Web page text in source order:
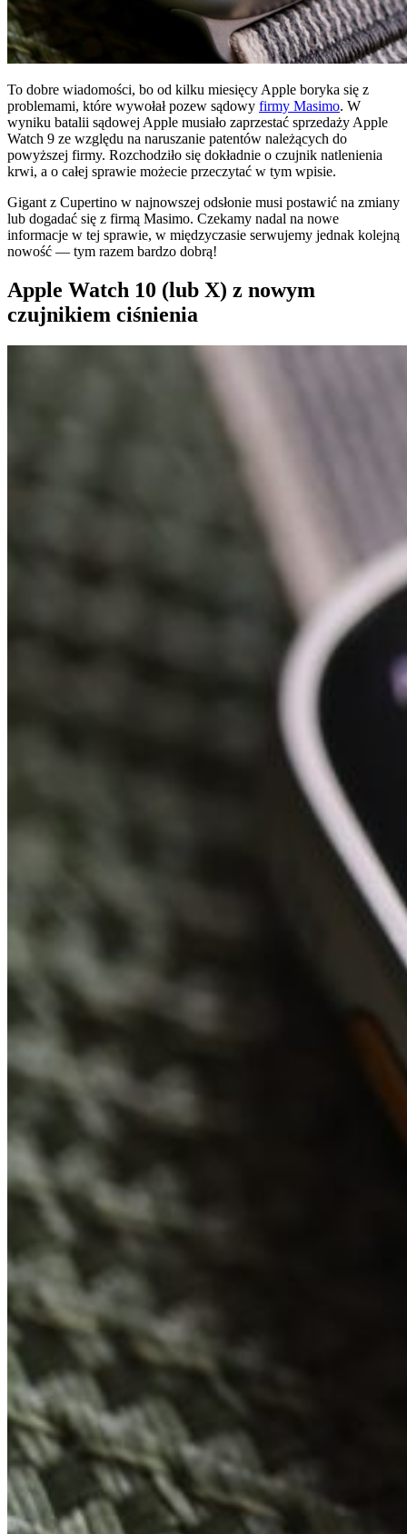
To dobre wiadomości, bo od kilku miesięcy Apple boryka się z
problemami, które wywołał pozew sądowy firmy Masimo. W
wyniku batalii sądowej Apple musiało zaprzestać sprzedaży Apple
Watch 9 ze względu na naruszanie patentów należących do
powyższej firmy. Rozchodziło się dokładnie o czujnik natlenienia
krwi, a o całej sprawie możecie przeczytać w tym wpisie.
Gigant z Cupertino w najnowszej odsłonie musi postawić na zmiany
lub dogadać się z firmą Masimo. Czekamy nadal na nowe
informacje w tej sprawie, w międzyczasie serwujemy jednak kolejną
nowość — tym razem bardzo dobrą!
Apple Watch 10 (lub X) z nowym
czujnikiem ciśnienia